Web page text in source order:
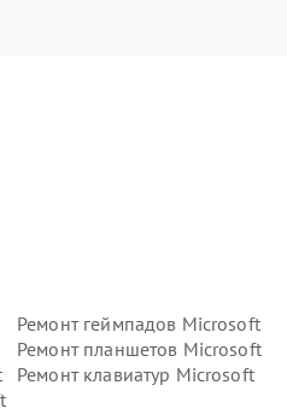
Ремонт геймпадов Microsoft
Ремонт планшетов Microsoft
Ремонт клавиатур Microsoft